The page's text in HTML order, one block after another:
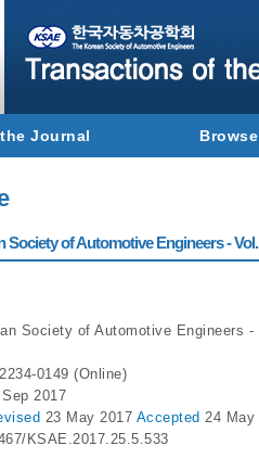
Journal
of Automotive Engineers - Vol.
Society of Automotive Engineers
0149 (Online)
2017
23 May 2017 Accepted 24 May
KSAE.2017.25.5.533